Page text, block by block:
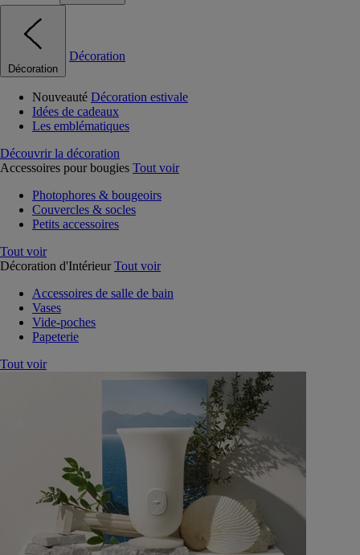
Décoration
Décoration
Nouveauté Décoration estivale
Idées de cadeaux
Les emblématiques
Découvrir la décoration
Accessoires pour bougies Tout voir
Photophores & bougeoirs
Couvercles & socles
Petits accessoires
Tout voir
Décoration d'Intérieur Tout voir
Accessoires de salle de bain
Vases
Vide-poches
Papeterie
Tout voir